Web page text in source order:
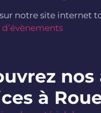
notre site internet
nos
à